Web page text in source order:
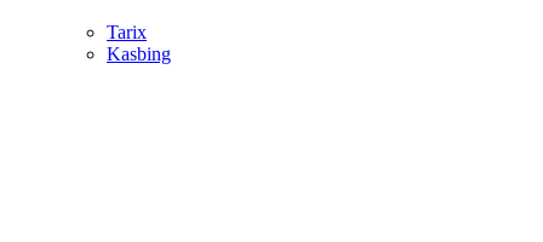
Tarix
Kasbing